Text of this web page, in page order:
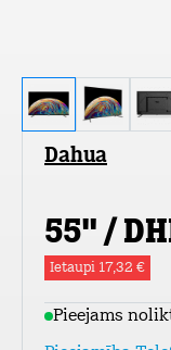
Dahua
55" /
Ietaupi 17,32 €
Pieejams